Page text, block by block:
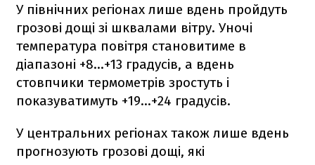
У північних регіонах лише вдень пройдуть
грозові дощі зі шквалами вітру. Уночі
температура повітря становитиме в
діапазоні +8…+13 градусів, а вдень
стовпчики термометрів зростуть і
показуватимуть +19…+24 градусів.
У центральних регіонах також лише вдень
прогнозують грозові дощі, які